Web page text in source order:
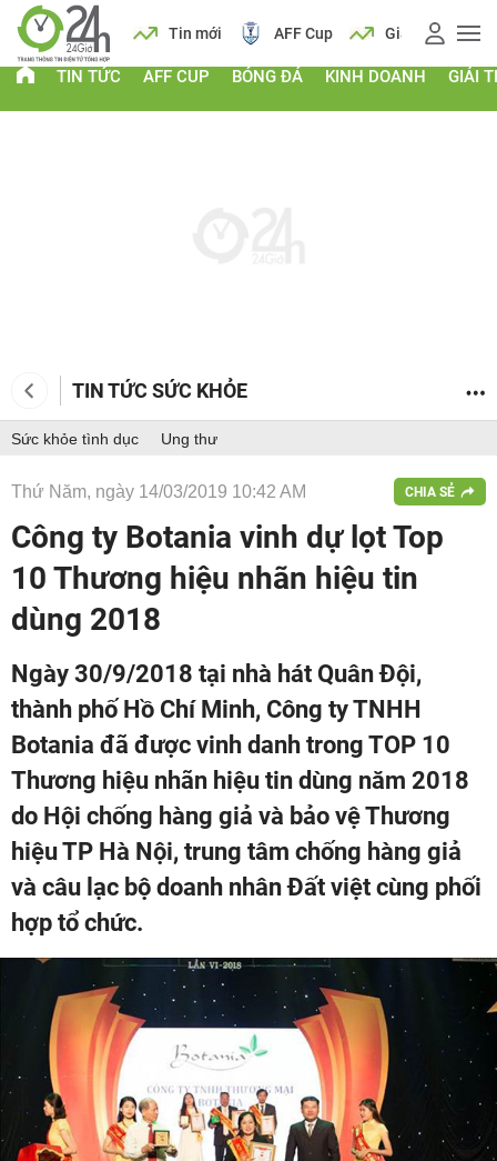
Lịch Tin mới AFF Cup Giá vàng
TIN TỨC AFF CUP BÓNG ĐÁ KINH DOANH GIẢI
TIN TỨC SỨC KHỎE
Sức khỏe tình dục Ung thư
Thứ Năm, ngày 14/03/2019 10:42 AM CHIA SẺ
Công ty Botania vinh dự lọt Top
10 Thương hiệu nhãn hiệu tin
dùng 2018
Ngày 30/9/2018 tại nhà hát Quân Đội,
thành phố Hồ Chí Minh, Công ty TNHH
Botania đã được vinh danh trong TOP 10
Thương hiệu nhãn hiệu tin dùng năm 2018
do Hội chống hàng giả và bảo vệ Thương
hiệu TP Hà Nội, trung tâm chống hàng giả
và câu lạc bộ doanh nhân Đất việt cùng phối
hợp tổ chức.